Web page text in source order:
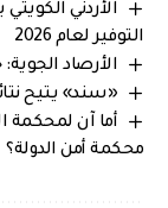
الأردني
التوفير لعام 2026
الأرصاد الجوية: حرارة
«سند» يتيح نتائج التوجيهي 2026
أما آن لمحكمة
محكمة أمن الدولة؟